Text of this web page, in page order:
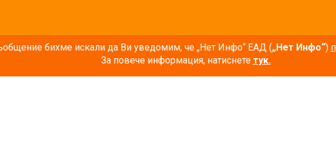
бихме искали да Ви уведомим, че „Нет Инфо“ ЕАД („Нет Инфо“)
За повече информация, натиснете тук.